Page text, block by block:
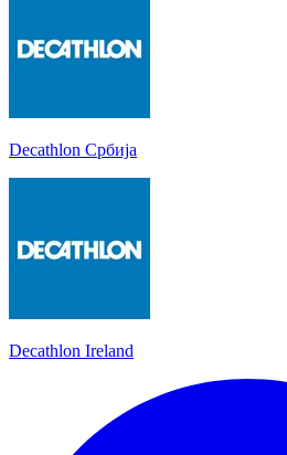
Decathlon Србија
Decathlon Ireland